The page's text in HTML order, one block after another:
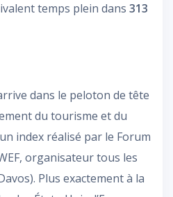
temps plein dans 313
dans le peloton de tête
du tourisme et du
index réalisé par le Forum
organisateur tous les
Plus exactement à la